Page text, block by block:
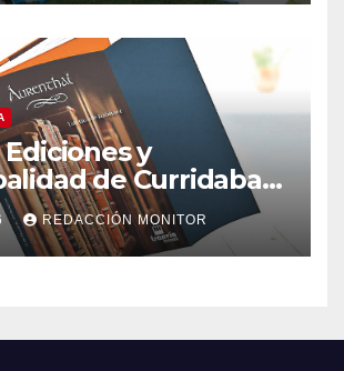
y
de Curridabat
leer juntos para
el Día del Libro
REDACCIÓN MONITOR